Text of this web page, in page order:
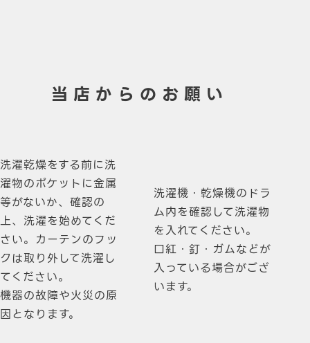
当店からのお願い
洗濯乾燥をする前に洗
濯物のポケットに金属
等がないか、確認の
上、洗濯を始めてくだ
さい。カーテンのフッ
クは取り外して洗濯し
てください。
機器の故障や火災の原
因となります。
洗濯機・乾燥機のドラ
ム内を確認して洗濯物
を入れてください。
口紅・釘・ガムなどが
入っている場合がござ
います。